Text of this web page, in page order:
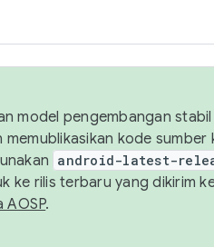
model pengembangan
kode sumber
android-latest-
ke rilis terbaru yang dikirim
AOSP.